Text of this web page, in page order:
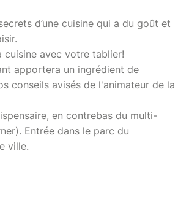
d’une cuisine qui a du goût et
avec votre tablier!
apportera un ingrédient de
conseils avisés de l'animateur de la
en contrebas du multi-
Entrée dans le parc du
ville.